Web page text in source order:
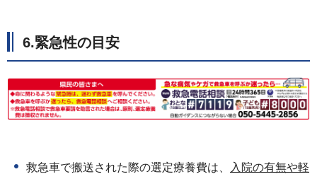
6.緊急性の目安
救急車で搬送された際の選定療養費は、
入院の有無や軽